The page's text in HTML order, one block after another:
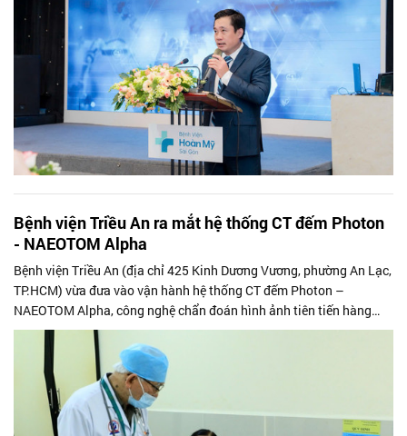
Bệnh viện Triều An ra mắt hệ thống CT đếm Photon
- NAEOTOM Alpha
Bệnh viện Triều An (địa chỉ 425 Kinh Dương Vương, phường An Lạc,
TP.HCM) vừa đưa vào vận hành hệ thống CT đếm Photon –
NAEOTOM Alpha, công nghệ chẩn đoán hình ảnh tiên tiến hàng
đầu thế giới do Siemens...